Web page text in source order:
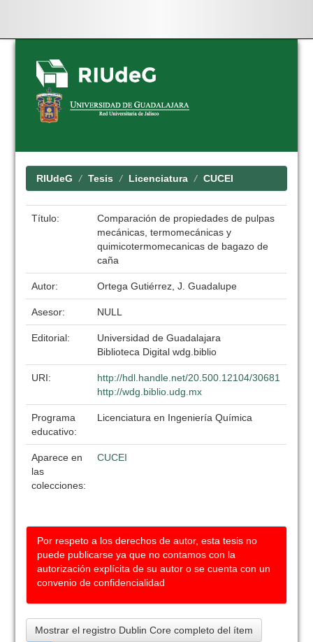
Skip
navigation
RIUdeG Tesis Licenciatura CUCEI
Título:
Comparación de propiedades de pulpas
mecánicas, termomecánicas y
quimicotermomecanicas de bagazo de
caña
Autor: Ortega Gutiérrez, J. Guadalupe
Asesor: NULL
Editorial:
Universidad de Guadalajara
Biblioteca Digital wdg.biblio
URI:
http://hdl.handle.net/20.500.12104/30681
http://wdg.biblio.udg.mx
Programa
educativo:
Licenciatura en Ingeniería Química
Aparece en
las
colecciones:
CUCEI
Por respeto a los derechos de autor, esta tesis no
puede publicarse ya que no contamos con la
autorización explícita de su autor o se cuenta con un
convenio de confidencialidad
Mostrar el registro Dublin Core completo del ítem